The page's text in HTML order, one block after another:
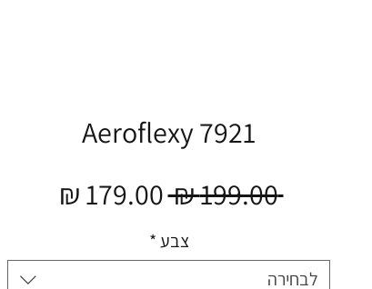
Aeroflexy 7921
‏199.00 ‏₪
מחיר
רגילצבע*
לבחירה